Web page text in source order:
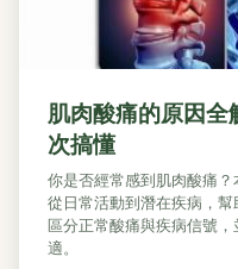
肌肉酸痛的原因
次搞懂
你是否經常感到肌肉酸痛
從日常活動到潛在疾病，
區分正常酸痛與疾病信號
適。